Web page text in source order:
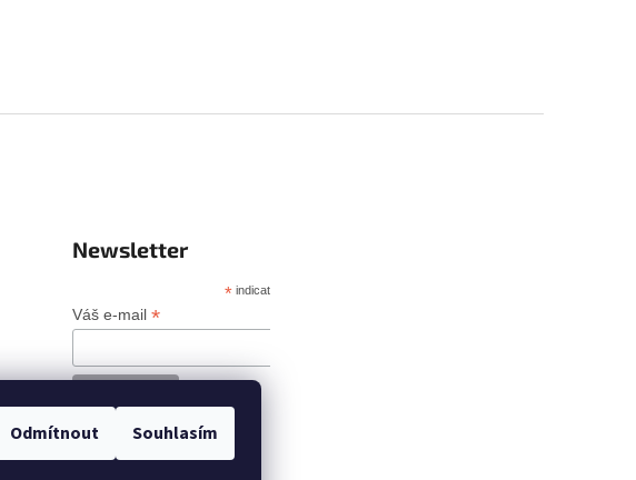
Odmítnout Souhlasím
Newsletter
*indicates required
Váš e-mail *